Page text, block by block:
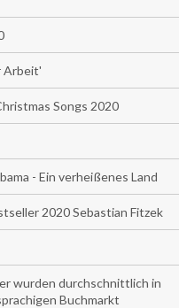
Arbeit'
Songs 2020
- Ein verheißenes Land
2020 Sebastian Fitzek
wurden durchschnittlich in
Buchmarkt